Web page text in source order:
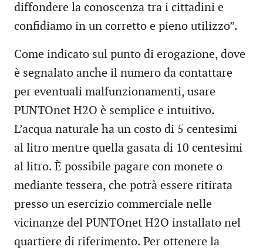
diffondere la conoscenza tra i cittadini e
confidiamo in un corretto e pieno utilizzo”.
Come indicato sul punto di erogazione, dove
è segnalato anche il numero da contattare
per eventuali malfunzionamenti, usare
PUNTOnet H2O è semplice e intuitivo.
L’acqua naturale ha un costo di 5 centesimi
al litro mentre quella gasata di 10 centesimi
al litro. È possibile pagare con monete o
mediante tessera, che potrà essere ritirata
presso un esercizio commerciale nelle
vicinanze del PUNTOnet H2O installato nel
quartiere di riferimento. Per ottenere la